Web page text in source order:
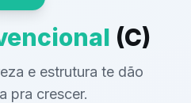
(C)
e estrutura te dão
pra crescer.